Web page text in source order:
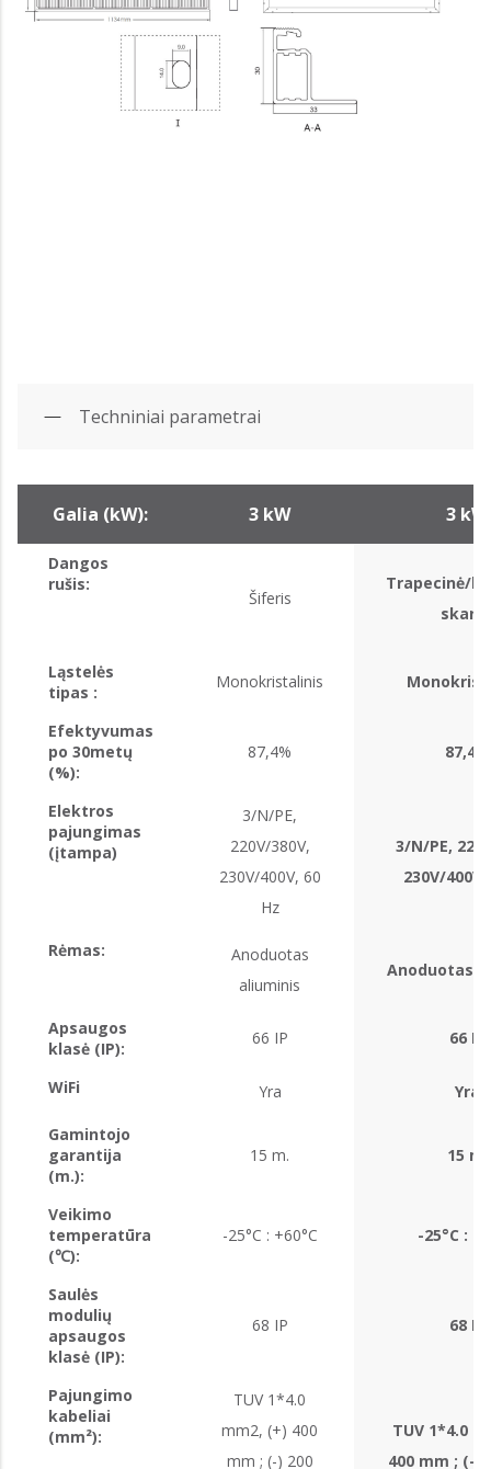
Techniniai parametrai
Galia (kW): 3 kW 3 kW
Dangos
rušis:
Šiferis
Trapecinė/
Ląstelės
tipas :
Monokristalinis
Efektyvumas
po 30metų
(%):
87,4% 87,4%
Elektros
pajungimas
(įtampa)
3/N/PE,
220V/380V,
230V/400V, 60
Hz
3/N/PE,
230V/400V,
Rėmas:
Anoduotas
aliuminis
Anoduotas
Apsaugos
klasė (IP):
66 IP 66 IP
WiFi Yra Yra
Gamintojo
garantija
(m.):
15 m. 15 m.
Veikimo
temperatūra
(℃):
-25°C : +60°C -25°C :
Saulės
modulių
apsaugos
klasė (IP):
68 IP 68 IP
Pajungimo
kabeliai
(mm²):
TUV 1*4.0
mm2, (+) 400
mm ; (-) 200
TUV 1*4.0
400 mm ; (-)